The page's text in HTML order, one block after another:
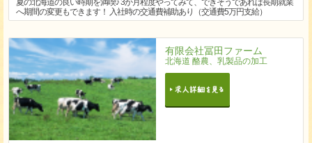
へ期間の変更もできます！ 入社時の交通費補助あり（交通費5万円支給）
有限会社冨田ファーム
北海道 酪農、乳製品の加工